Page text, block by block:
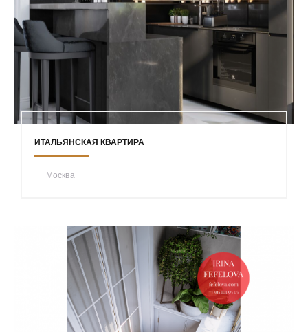
ИТАЛЬЯНСКАЯ КВАРТИРА
Москва